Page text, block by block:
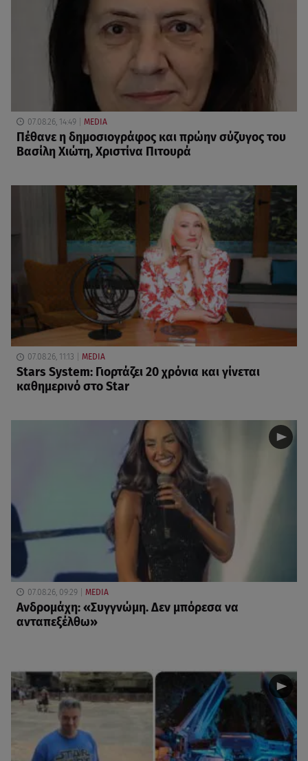
07.08.26, 14:49 MEDIA
Πέθανε η δημοσιογράφος και πρώην σύζυγος του
Βασίλη Χιώτη, Χριστίνα Πιτουρά
07.08.26, 11:13 MEDIA
Stars System: Γιορτάζει 20 χρόνια και γίνεται
καθημερινό στο Star
07.08.26, 09:29 MEDIA
Ανδρομάχη: «Συγγνώμη. Δεν μπόρεσα να
ανταπεξέλθω»